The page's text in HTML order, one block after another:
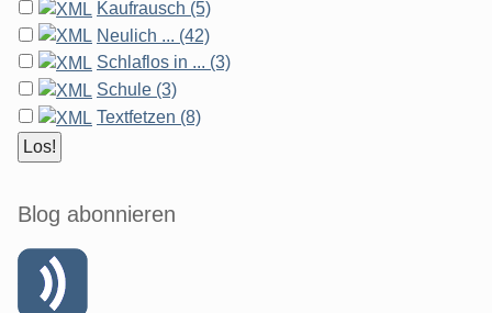
Kaufrausch (5)
Neulich ... (42)
Schlaflos in ... (3)
Schule (3)
Textfetzen (8)
Blog abonnieren